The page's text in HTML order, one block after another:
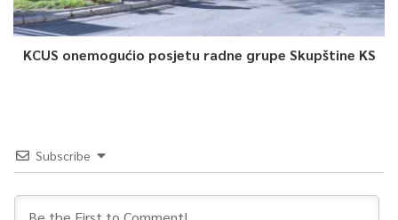
KCUS onemogućio posjetu radne grupe Skupštine KS
Subscribe